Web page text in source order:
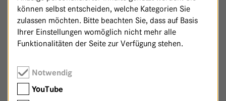
MITGLIEDSCHAFTEN
Deutsche Gesellschaft für Geriatrie (DGG)
Deutsche Diabetes Gesellschaft (DDG)
können selbst entscheiden, welche Kategorien Sie
zulassen möchten. Bitte beachten Sie, dass auf Basis
Ihrer Einstellungen womöglich nicht mehr alle
Funktionalitäten der Seite zur Verfügung stehen.
Notwendig
YouTube